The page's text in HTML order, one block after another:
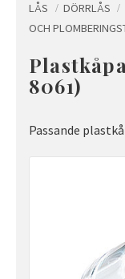
LÅS DÖRRLÅS
OCH
8061)
Passande